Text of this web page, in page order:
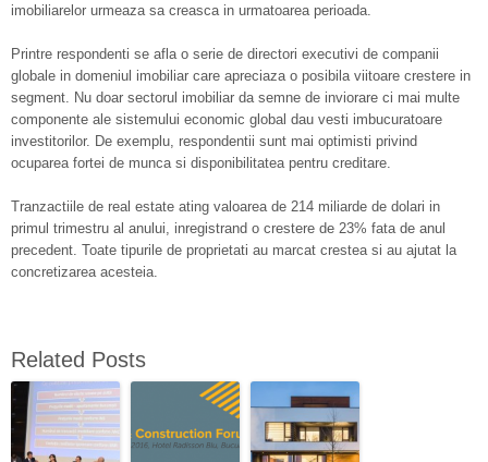
imobiliarelor urmeaza sa creasca in urmatoarea perioada.
Printre respondenti se afla o serie de directori executivi de companii
globale in domeniul imobiliar care apreciaza o posibila viitoare crestere in
segment. Nu doar sectorul imobiliar da semne de inviorare ci mai multe
componente ale sistemului economic global dau vesti imbucuratoare
investitorilor. De exemplu, respondentii sunt mai optimisti privind
ocuparea fortei de munca si disponibilitatea pentru creditare.
Tranzactiile de real estate ating valoarea de 214 miliarde de dolari in
primul trimestru al anului, inregistrand o crestere de 23% fata de anul
precedent. Toate tipurile de proprietati au marcat crestea si au ajutat la
concretizarea acesteia.
Related Posts